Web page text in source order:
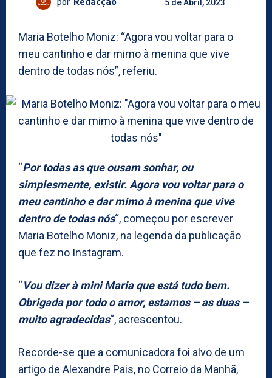
5 de Abril, 2023
Maria Botelho Moniz: “Agora vou voltar para o
meu cantinho e dar mimo à menina que vive
dentro de todas nós”, referiu.
“Por todas as que ousam sonhar, ou
simplesmente, existir. Agora vou voltar para o
meu cantinho e dar mimo à menina que vive
dentro de todas nós“, começou por escrever
Maria Botelho Moniz, na legenda da publicação
que fez no Instagram.
“Vou dizer à mini Maria que está tudo bem.
Obrigada por todo o amor, estamos – as duas –
muito agradecidas“, acrescentou.
Recorde-se que a comunicadora foi alvo de um
artigo de Alexandre Pais, no Correio da Manhã,